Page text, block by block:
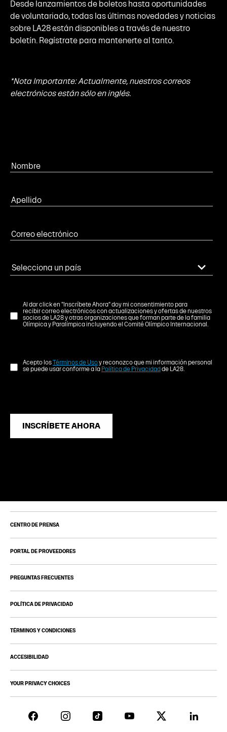
Desde lanzamientos de boletos hasta oportunidades
de voluntariado, todas las últimas novedades y noticias
sobre LA28 están disponibles a través de nuestro
boletín. Regístrate para mantenerte al tanto.
*Nota Importante: Actualmente, nuestros correos
electrónicos están sólo en inglés.
Al dar click en "Inscríbete Ahora" doy mi consentimiento para
recibir correo electrónicos con actualizaciones y ofertas de nuestros
socios de LA28 y otras organizaciones que forman parte de la familia
Olímpica y Paralímpica incluyendo el Comité Olímpico Internacional.
Acepto losTérminos de Usoy reconozco que mi información personal
se puede usar conforme a la Política de Privacidad de LA28.
INSCRÍBETE AHORA
CENTRO DE PRENSA
PORTAL DE PROVEEDORES
PREGUNTAS FRECUENTES
POLÍTICA DE PRIVACIDAD
TÉRMINOS Y CONDICIONES
ACCESIBILIDAD
YOUR PRIVACY CHOICES